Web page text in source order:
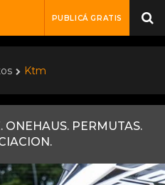
PUBLICÁ GRATIS
Ktm
PERMUTAS.